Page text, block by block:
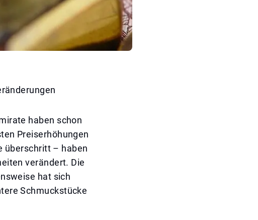
haben schon
Preiserhöhungen
überschritt – haben
verändert. Die
hat sich
Schmuckstücke